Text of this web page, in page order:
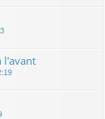
l'avant